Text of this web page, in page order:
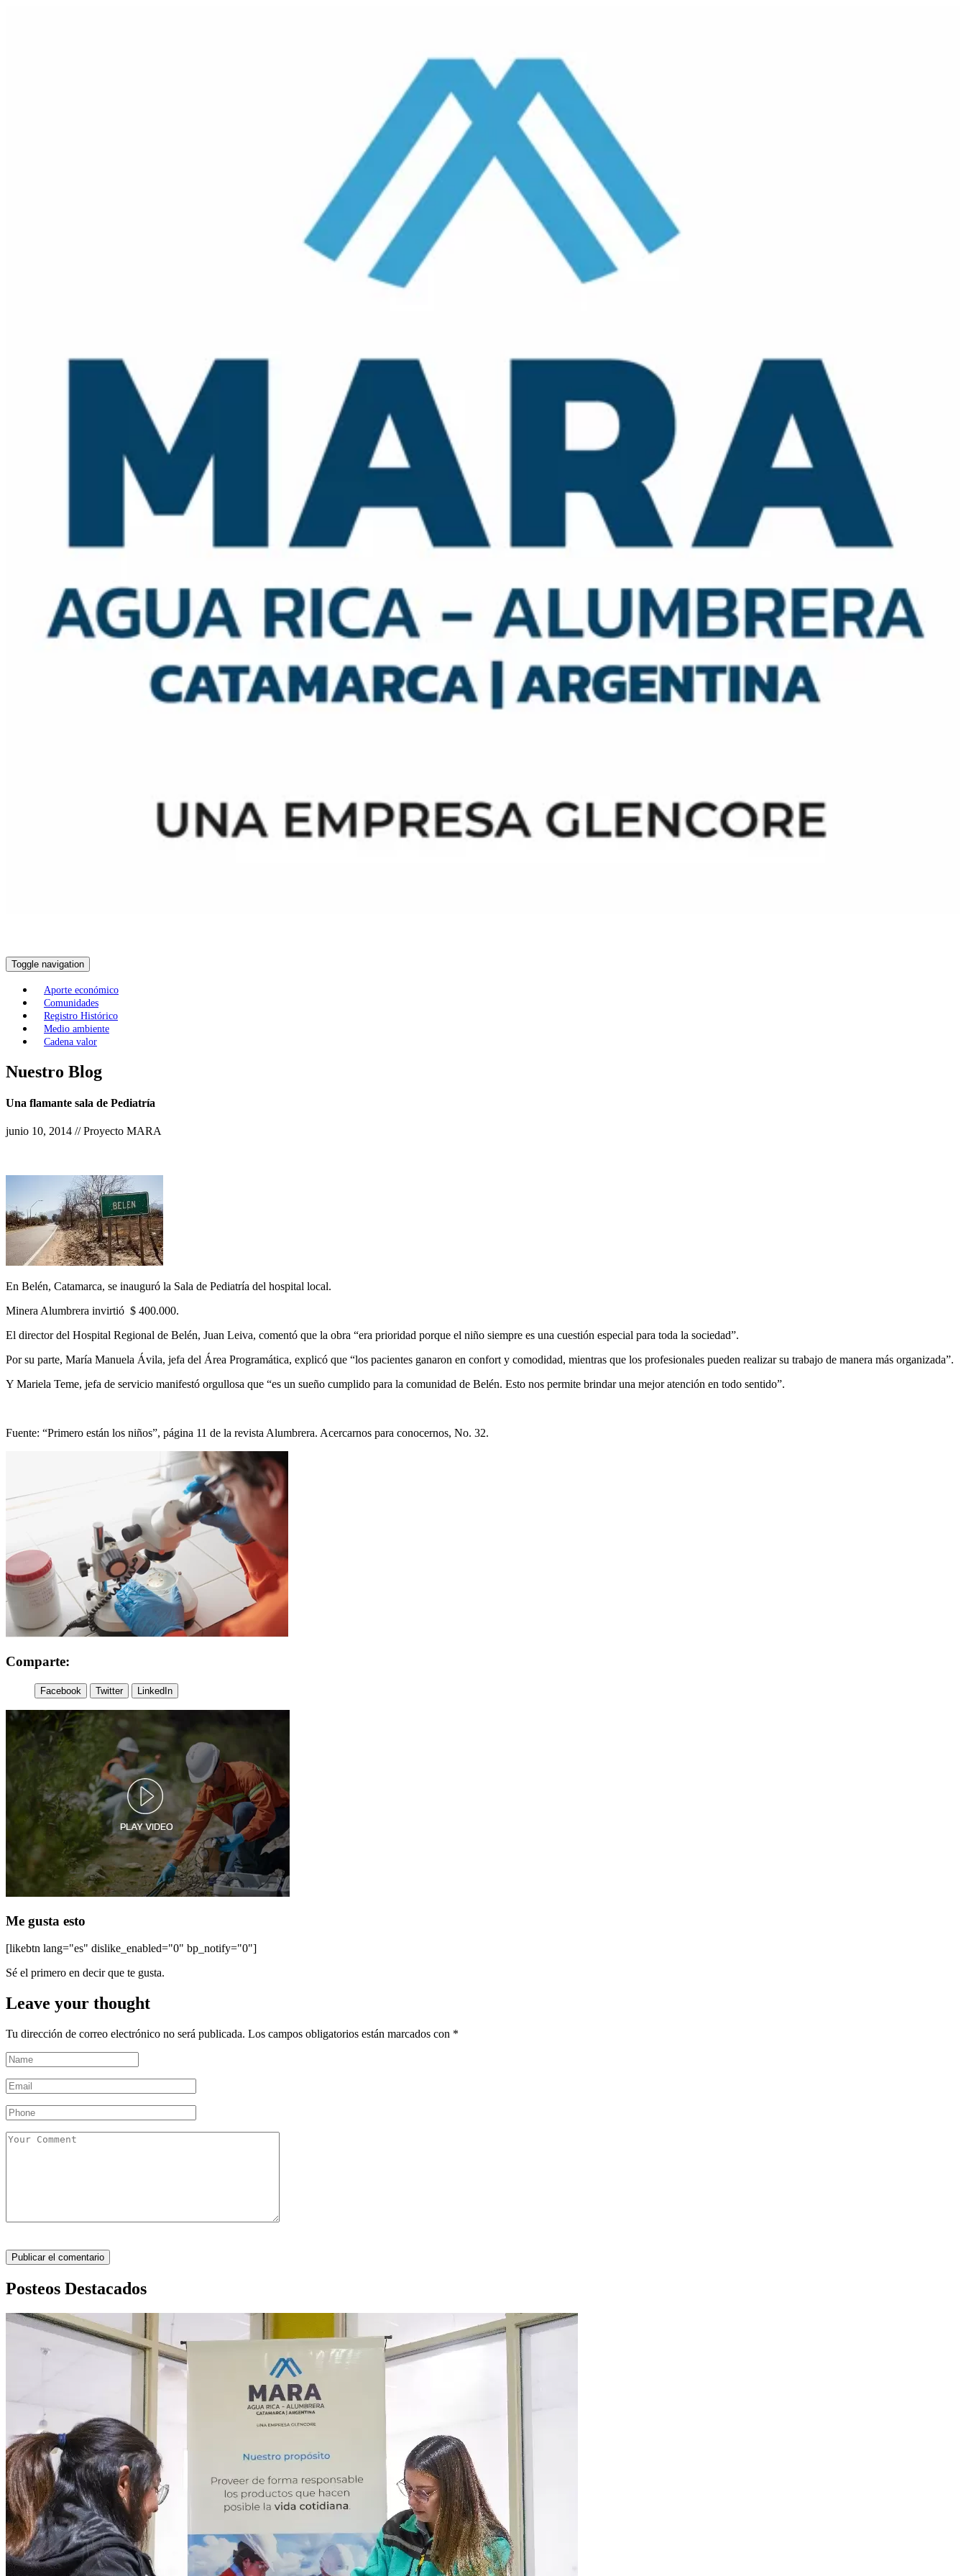
Toggle navigation
Aporte económico
Comunidades
Registro Histórico
Medio ambiente
Cadena valor
Nuestro Blog
Una flamante sala de Pediatría
junio 10, 2014 // Proyecto MARA
En Belén, Catamarca, se inauguró la Sala de Pediatría del hospital local.
Minera Alumbrera invirtió $ 400.000.
El director del Hospital Regional de Belén, Juan Leiva, comentó que la obra “era prioridad porque el niño siempre es una cuestión especial para toda la sociedad”.
Por su parte, María Manuela Ávila, jefa del Área Programática, explicó que “los pacientes ganaron en confort y comodidad, mientras que los profesionales pueden realizar su trabajo de manera más organizada”.
Y Mariela Teme, jefa de servicio manifestó orgullosa que “es un sueño cumplido para la comunidad de Belén. Esto nos permite brindar una mejor atención en todo sentido”.
Fuente: “Primero están los niños”, página 11 de la revista Alumbrera. Acercarnos para conocernos, No. 32.
Comparte:
Facebook Twitter LinkedIn
Me gusta esto
[likebtn lang="es" dislike_enabled="0" bp_notify="0"]
Sé el primero en decir que te gusta.
Leave your thought
Tu dirección de correo electrónico no será publicada. Los campos obligatorios están marcados con *
Posteos Destacados